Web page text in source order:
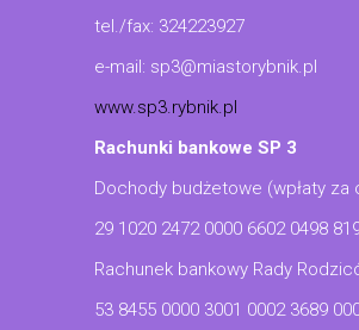
tel./fax: 324223927
e-mail: sp3@miastorybnik.pl
www.sp3.rybnik.pl
Rachunki bankowe SP 3
Dochody budżetowe (wpłaty za
29 1020 2472 0000 6602 0498
Rachunek bankowy Rady
53 8455 0000 3001 0002 3689